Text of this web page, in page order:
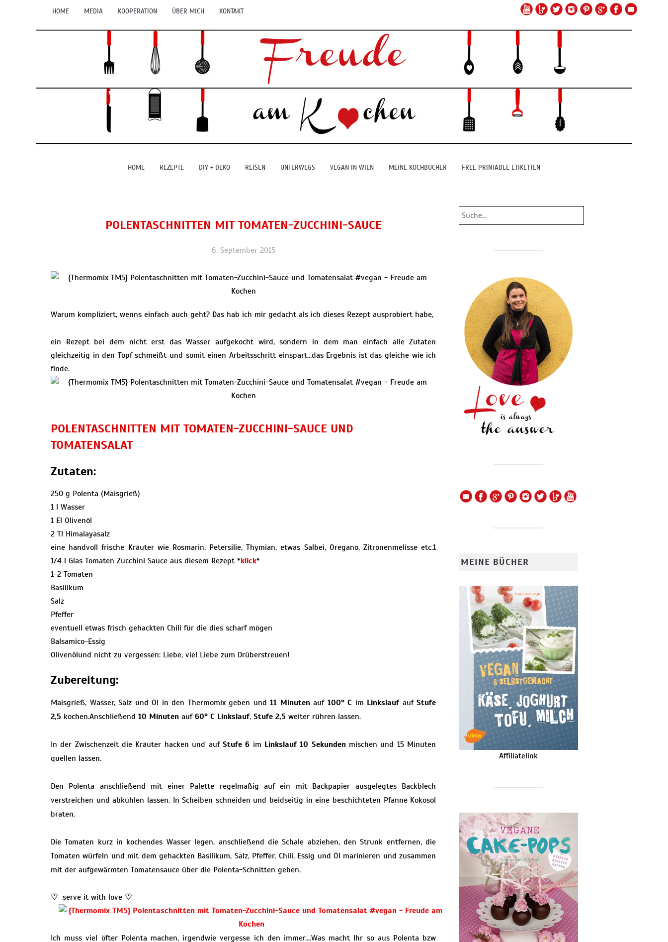
HOME MEDIA KOOPERATION ÜBER MICH KONTAKT
HOME REZEPTE DIY + DEKO REISEN UNTERWEGS VEGAN IN WIEN MEINE KOCHBÜCHER FREE PRINTABLE ETIKETTEN
POLENTASCHNITTEN MIT TOMATEN-ZUCCHINI-SAUCE
6. September 2015
Warum kompliziert, wenns einfach auch geht? Das hab ich mir gedacht als ich dieses Rezept ausprobiert habe,
ein Rezept bei dem nicht erst das Wasser aufgekocht wird, sondern in dem man einfach alle Zutaten
gleichzeitig in den Topf schmeißt und somit einen Arbeitsschritt einspart…das Ergebnis ist das gleiche wie ich
finde.
POLENTASCHNITTEN MIT TOMATEN-ZUCCHINI-SAUCE UND
TOMATENSALAT
Zutaten:
250 g Polenta (Maisgrieß)
1 l Wasser
1 El Olivenöl
2 Tl Himalayasalz
eine handvoll frische Kräuter wie Rosmarin, Petersilie, Thymian, etwas Salbei, Oregano, Zitronenmelisse etc.1
1/4 l Glas Tomaten Zucchini Sauce aus diesem Rezept *klick*
1-2 Tomaten
Basilikum
Salz
Pfeffer
eventuell etwas frisch gehackten Chili für die dies scharf mögen
Balsamico-Essig
Olivenölund nicht zu vergessen: Liebe, viel Liebe zum Drüberstreuen!
Zubereitung:
Maisgrieß, Wasser, Salz und Öl in den Thermomix geben und11 Minutenauf 100° C im Linkslauf aufStufe
2,5 kochen.Anschließend 10 Minuten auf 60° C Linkslauf, Stufe 2,5 weiter rühren lassen.
In der Zwischenzeit die Kräuter hacken und auf Stufe 6 im Linkslauf 10 Sekundenmischen und 15 Minuten
quellen lassen.
Den Polenta anschließend mit einer Palette regelmäßig auf ein mit Backpapier ausgelegtes Backblech
verstreichen und abkühlen lassen. In Scheiben schneiden und beidseitig in eine beschichteten Pfanne Kokosöl
braten.
Die Tomaten kurz in kochendes Wasser legen, anschließend die Schale abziehen, den Strunk entfernen, die
Tomaten würfeln und mit dem gehackten Basilikum, Salz, Pfeffer, Chili, Essig und Öl marinieren und zusammen
mit der aufgewärmten Tomatensauce über die Polenta-Schnitten geben.
♡ serve it with love ♡
Ich muss viel öfter Polenta machen, irgendwie vergesse ich den immer….Was macht Ihr so aus Polenta bzw
MEINE BÜCHER
Affiliatelink